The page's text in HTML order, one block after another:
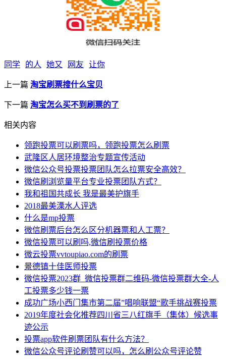
同学 的人 她又 网友 让你
上一篇 淘宝刷票搜什么宝贝
下一篇 淘宝怎么买不到刷票的了
相关内容
领跑投票可以刷票吗，领跑投票怎么刷票
武隆区人居环境整治专题宣传活动
微信公众号投票投票团队怎么拉票安全高效？
微信刷浏览量平台专业投票团队方式？
我和祖国共成长 我是最美护旗手
2018最美溧水人评选
什么是mp投票
微信刷票后台怎么区分机器票和人工票？
微信投票可以刷吗,微信刷投票价格
微云投票vvtoupiao.com的刷票
景德镇十佳医师投票
微信投票2023群_微信投票群二维码-微信投票群大全-人
工投票多少钱一票
成功广场小西门集市第二届”唱响联盟“歌手挑战赛投票
2019年度社会化推荐四川省三八红旗手（集体）候选事
迹公示
投票app软件刷票团队有什么方法？
微信公众号评论刷赞可以吗，怎么刷公众号评论赞